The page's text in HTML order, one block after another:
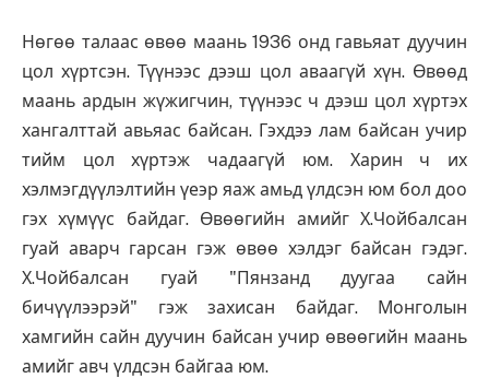
Нөгөө талаас өвөө маань 1936 онд гавьяат дуучин
цол хүртсэн. Түүнээс дээш цол аваагүй хүн. Өвөөд
маань ардын жүжигчин, түүнээс ч дээш цол хүртэх
хангалттай авьяас байсан. Гэхдээ лам байсан учир
тийм цол хүртэж чадаагүй юм. Харин ч их
хэлмэгдүүлэлтийн үеэр яаж амьд үлдсэн юм бол доо
гэх хүмүүс байдаг. Өвөөгийн амийг Х.Чойбалсан
гуай аварч гарсан гэж өвөө хэлдэг байсан гэдэг.
Х.Чойбалсан гуай "Пянзанд дуугаа сайн
бичүүлээрэй" гэж захисан байдаг. Монголын
хамгийн сайн дуучин байсан учир өвөөгийн маань
амийг авч үлдсэн байгаа юм.